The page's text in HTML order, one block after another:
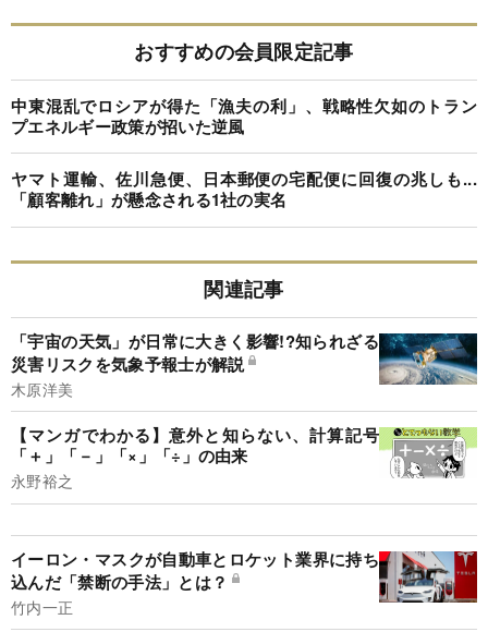
おすすめの会員限定記事
中東混乱でロシアが得た「漁夫の利」、戦略性欠如のトラン
プエネルギー政策が招いた逆風
ヤマト運輸、佐川急便、日本郵便の宅配便に回復の兆しも...
「顧客離れ」が懸念される1社の実名
関連記事
「宇宙の天気」が日常に大きく影響!?知られざる
災害リスクを気象予報士が解説
木原洋美
【マンガでわかる】意外と知らない、計算記号
「＋」「－」「×」「÷」の由来
永野裕之
イーロン・マスクが自動車とロケット業界に持ち
込んだ「禁断の手法」とは？
竹内一正